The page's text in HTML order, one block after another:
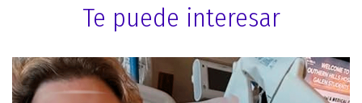
Te puede interesar